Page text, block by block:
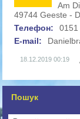
Am
49744 Geeste -
Телефон:
0151
E-mail:
18.12.2019 00:19
Пошук